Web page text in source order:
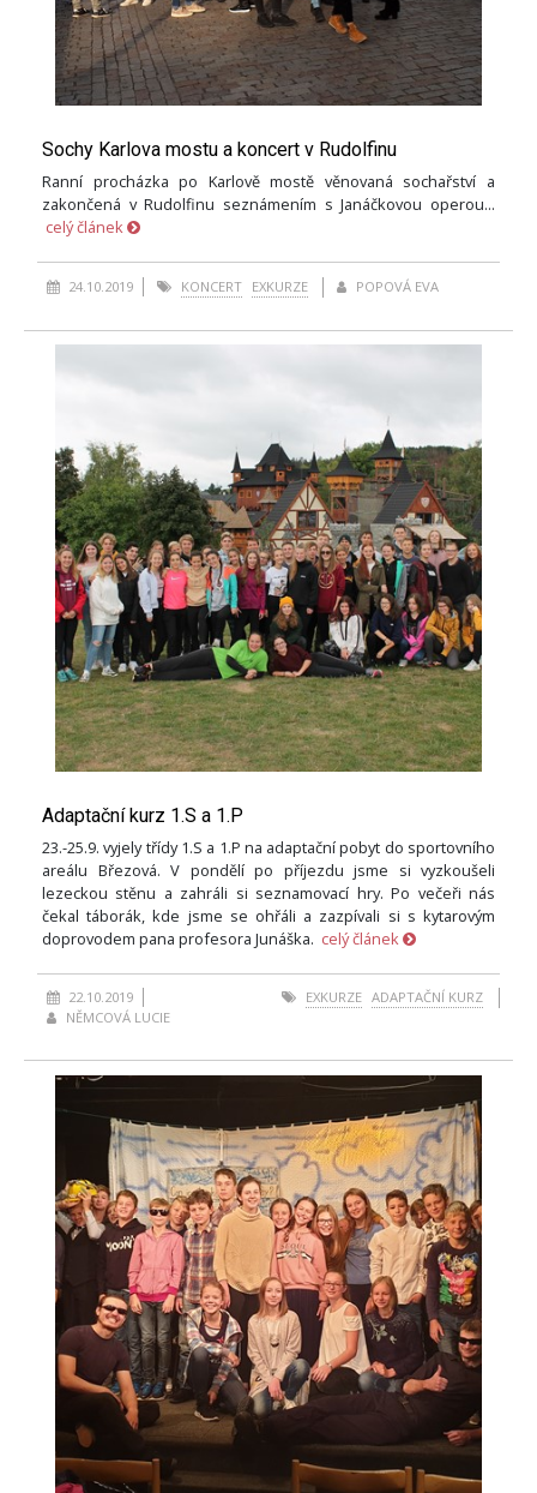
Sochy Karlova mostu a koncert v Rudolfinu
Ranní procházka po Karlově mostě věnovaná sochařství a
zakončená v Rudolfinu seznámením s Janáčkovou operou...
celý článek
24.10.2019 KONCERT EXKURZE POPOVÁ EVA
Adaptační kurz 1.S a 1.P
23.-25.9. vyjely třídy 1.S a 1.P na adaptační pobyt do sportovního
areálu Březová. V pondělí po příjezdu jsme si vyzkoušeli
lezeckou stěnu a zahráli si seznamovací hry. Po večeři nás
čekal táborák, kde jsme se ohřáli a zazpívali si s kytarovým
doprovodem pana profesora Junáška. celý článek
22.10.2019 EXKURZE ADAPTAČNÍ KURZ
NĚMCOVÁ LUCIE